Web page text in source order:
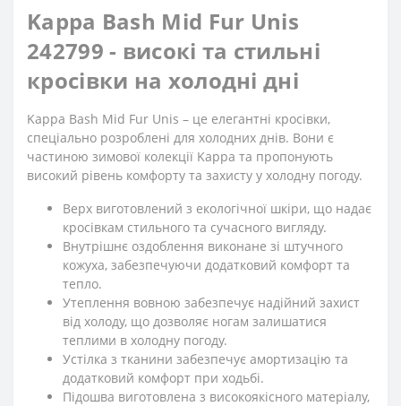
Kappa Bash Mid Fur Unis
242799 - високі та стильні
кросівки на холодні дні
Kappa Bash Mid Fur Unis – це елегантні кросівки,
спеціально розроблені для холодних днів. Вони є
частиною зимової колекції Kappa та пропонують
високий рівень комфорту та захисту у холодну погоду.
Верх виготовлений з екологічної шкіри, що надає
кросівкам стильного та сучасного вигляду.
Внутрішнє оздоблення виконане зі штучного
кожуха, забезпечуючи додатковий комфорт та
тепло.
Утеплення вовною забезпечує надійний захист
від холоду, що дозволяє ногам залишатися
теплими в холодну погоду.
Устілка з тканини забезпечує амортизацію та
додатковий комфорт при ходьбі.
Підошва виготовлена з високоякісного матеріалу,